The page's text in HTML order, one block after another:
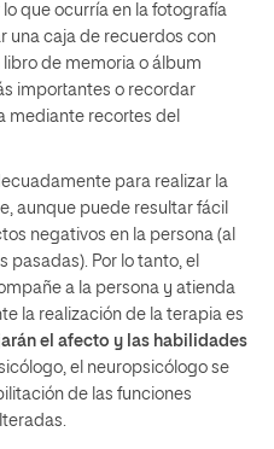
que ocurría en la fotografía
una caja de recuerdos con
de memoria o álbum
importantes o recordar
mediante recortes del
para realizar la
aunque puede resultar fácil
negativos en la persona (al
pasadas). Por lo tanto, el
a la persona y atienda
la realización de la terapia es
el afecto y las habilidades
el neuropsicólogo se
de las funciones